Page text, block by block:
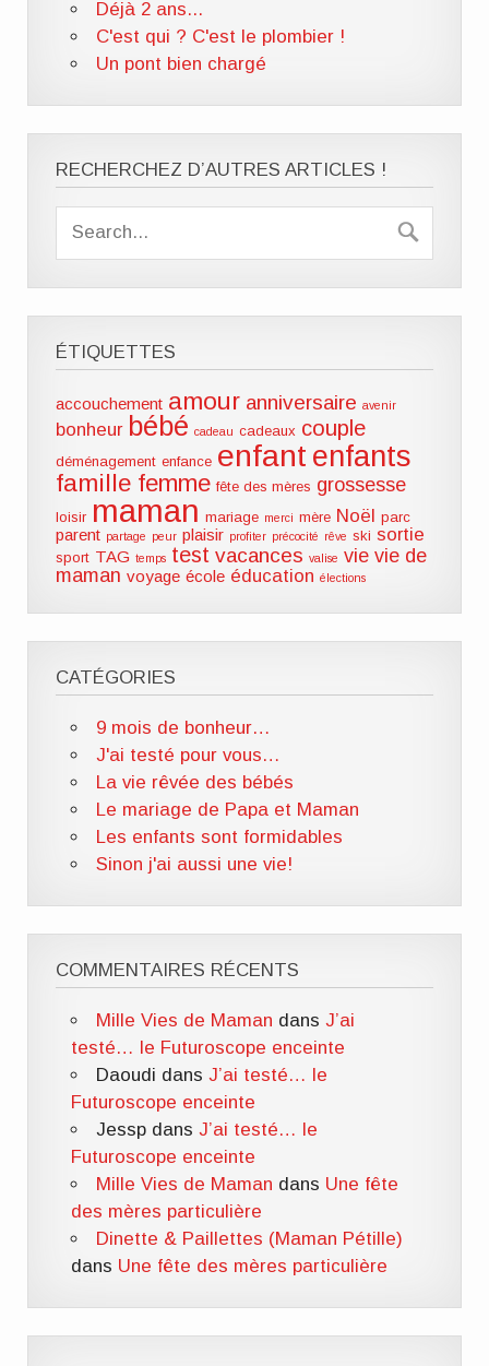
Déjà 2 ans...
C'est qui ? C'est le plombier !
Un pont bien chargé
RECHERCHEZ D’AUTRES ARTICLES !
ÉTIQUETTES
accouchement amour anniversaire avenir
bonheur bébé cadeau cadeaux couple
déménagement enfance enfant enfants
famille femme fête des mères grossesse
loisir maman mariage merci mère Noël parc
parent partage peur plaisir profiter précocité rêve ski sortie
sport TAG temps test vacances valise vie vie de
maman voyage école éducation élections
CATÉGORIES
9 mois de bonheur…
J'ai testé pour vous…
La vie rêvée des bébés
Le mariage de Papa et Maman
Les enfants sont formidables
Sinon j'ai aussi une vie!
COMMENTAIRES RÉCENTS
Mille Vies de Maman dans J’ai
testé… le Futuroscope enceinte
Daoudi dans J’ai testé… le
Futuroscope enceinte
Jesspdans J’ai testé… le
Futuroscope enceinte
Mille Vies de Maman dans Une fête
des mères particulière
Dinette & Paillettes (Maman Pétille)
dans Une fête des mères particulière